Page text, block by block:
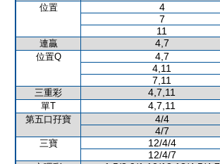
位置 4
7
11
連贏 4,7
位置Q 4,7
4,11
7,11
三重彩 4,7,11
單T 4,7,11
第五口孖寶 4/4
4/7
三寶 12/4/4
12/4/7